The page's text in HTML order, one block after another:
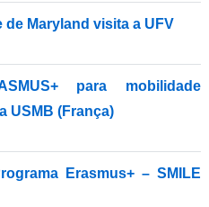
de Maryland visita a UFV
para mobilidade
USMB (França)
Erasmus+ – SMILE